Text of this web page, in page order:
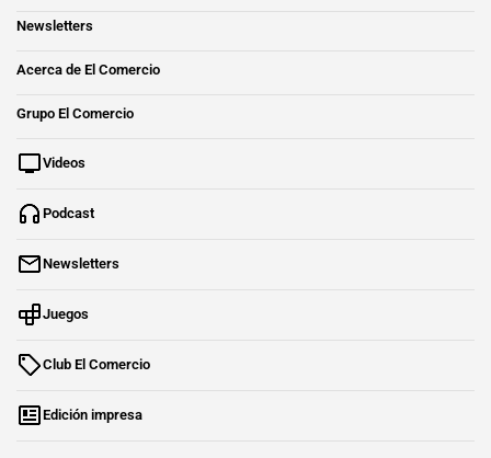
Newsletters
Acerca de El Comercio
Grupo El Comercio
Videos
Podcast
Newsletters
Juegos
Club El Comercio
Edición impresa